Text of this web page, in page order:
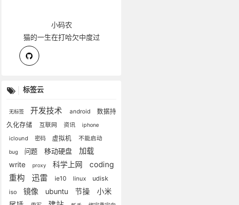
小码农
猫的一生在打哈欠中度过
标签云
无标签 开发技术 android
数据持
久化存储
互联网 资讯 iphone
iclound 密码 虚拟机 不能启动
bug 问题 移动硬盘 加载
write proxy 科学上网
coding
重构
迅雷 ie10 linux udisk
iso 镜像 ubuntu 节操
小米